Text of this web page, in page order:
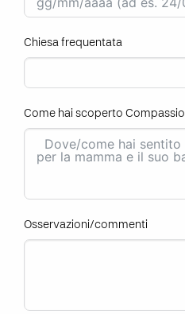
Chiesa frequentata
Come hai scoperto
Osservazioni/commenti